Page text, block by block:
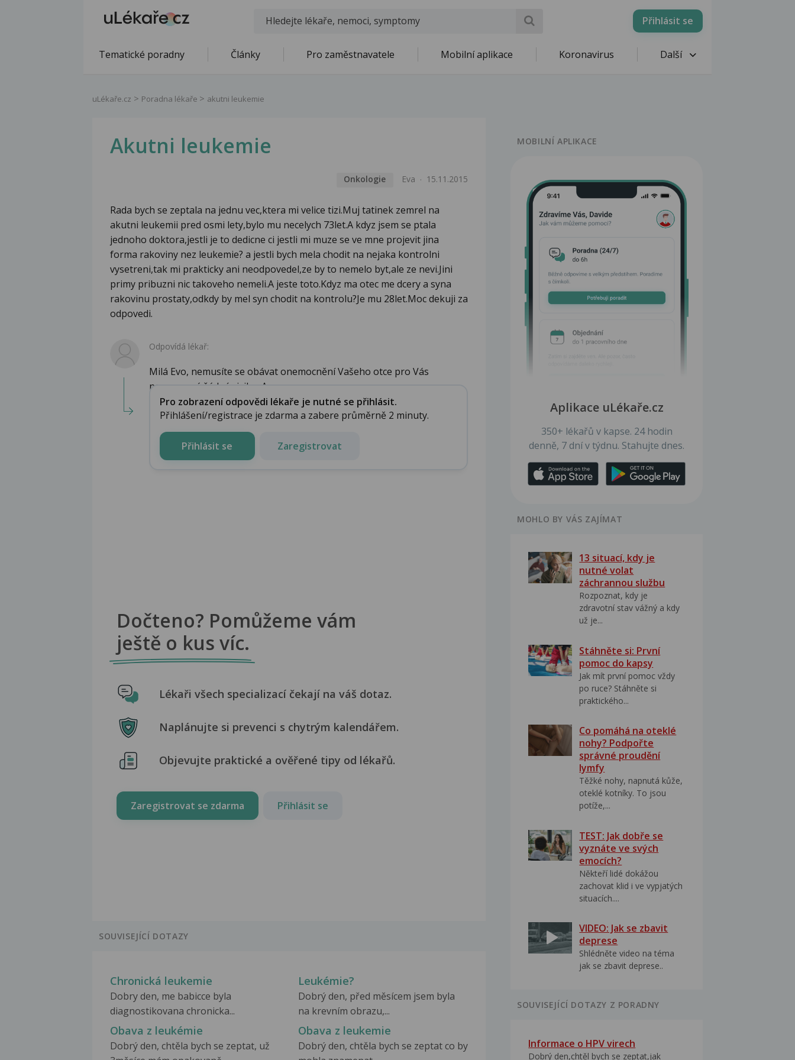
Přihlásit se
Tematické poradny Články Pro zaměstnavatele Mobilní aplikace Koronavirus Další
uLékaře.cz Poradna lékaře akutni leukemie
Akutni leukemie
Onkologie Eva 15.11.2015
Rada bych se zeptala na jednu vec,ktera mi velice tizi.Muj tatinek zemrel na
akutni leukemii pred osmi lety,bylo mu necelych 73let.A kdyz jsem se ptala
jednoho doktora,jestli je to dedicne ci jestli mi muze se ve mne projevit jina
forma rakoviny nez leukemie? a jestli bych mela chodit na nejaka kontrolni
vysetreni,tak mi prakticky ani neodpovedel,ze by to nemelo byt,ale ze nevi.Jini
primy pribuzni nic takoveho nemeli.A jeste toto.Kdyz ma otec me dcery a syna
rakovinu prostaty,odkdy by mel syn chodit na kontrolu?Je mu 28let.Moc dekuji za
odpovedi.
Odpovídá lékař:
Milá Evo, nemusíte se obávat onemocnění Vašeho otce pro Vás
neznamneá žádné riziko. A co ...
Pro zobrazení odpovědi lékaře je nutné se přihlásit.
Přihlášení/registrace je zdarma a zabere průměrně 2 minuty.
Přihlásit se Zaregistrovat
Dočteno? Pomůžeme vám
ještě o kus víc.
Lékaři všech specializací čekají na váš dotaz.
Naplánujte si prevenci s chytrým kalendářem.
Objevujte praktické a ověřené tipy od lékařů.
Zaregistrovat se zdarma Přihlásit se
SOUVISEJÍCÍ DOTAZY
Chronická leukemie
Dobry den, me babicce byla
diagnostikovana chronicka...
Leukémie?
Dobrý den, před měsícem jsem byla
na krevním obrazu,...
Obava z leukémie
Dobrý den, chtěla bych se zeptat, už
Obava z leukemie
Dobrý den, chtěla bych se zeptat co by
MOBILNÍ APLIKACE
Aplikace uLékaře.cz
350+ lékařů v kapse. 24 hodin
denně, 7 dní v týdnu. Stahujte dnes.
MOHLO BY VÁS ZAJÍMAT
13 situací, kdy je
nutné volat
záchrannou službu
Rozpoznat, kdy je
zdravotní stav vážný a kdy
už je...
Stáhněte si: První
pomoc do kapsy
Jak mít první pomoc vždy
po ruce? Stáhněte si
praktického...
Co pomáhá na oteklé
nohy? Podpořte
správné proudění
lymfy
Těžké nohy, napnutá kůže,
oteklé kotníky. To jsou
potíže,...
TEST: Jak dobře se
vyznáte ve svých
emocích?
Někteří lidé dokážou
zachovat klid i ve vypjatých
situacích....
VIDEO: Jak se zbavit
deprese
Shlédněte video na téma
jak se zbavit deprese..
SOUVISEJÍCÍ DOTAZY Z PORADNY
Informace o HPV virech
Dobrý den,chtěl bych se zeptat,jak